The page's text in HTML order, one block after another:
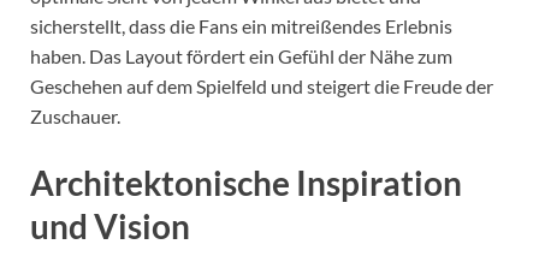
sicherstellt, dass die Fans ein mitreißendes Erlebnis
haben. Das Layout fördert ein Gefühl der Nähe zum
Geschehen auf dem Spielfeld und steigert die Freude der
Zuschauer.
Architektonische Inspiration
und Vision